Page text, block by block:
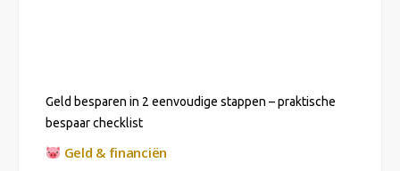
Geld besparen in 2 eenvoudige stappen – praktische
bespaar checklist
Geld & financiën